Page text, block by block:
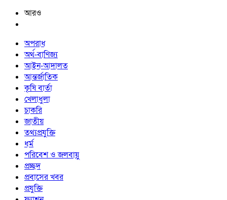
আরও
অপরাধ
অর্থ-বাণিজ্য
আইন-আদালত
আন্তর্জাতিক
কৃষি বার্তা
খেলাধুলা
চাকরি
জাতীয়
তথ্যপ্রযুক্তি
ধর্ম
পরিবেশ ও জলবায়ু
প্রচ্ছদ
প্রবাসের খবর
প্রযুক্তি